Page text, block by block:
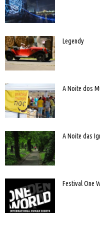
Legendy
A Noite dos
A Noite das
Festival One